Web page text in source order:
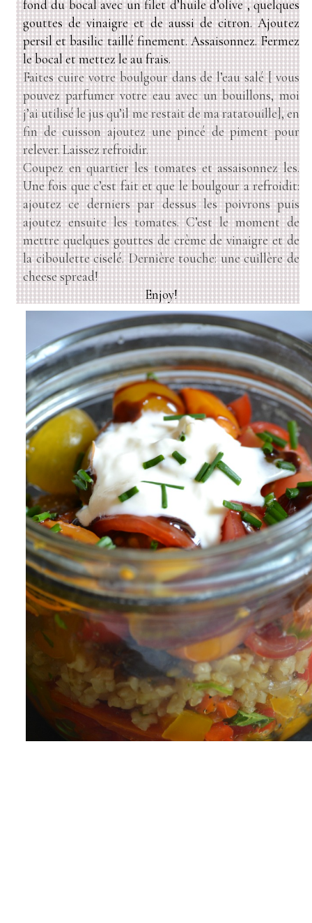
fond du bocal avec un filet d’huile d’olive , quelques
gouttes de vinaigre et de aussi de citron. Ajoutez
persil et basilic taillé finement. Assaisonnez. Fermez
le bocal et mettez le au frais.
Faites cuire votre boulgour dans de l’eau salé [ vous
pouvez parfumer votre eau avec un bouillons, moi
j’ai utilisé le jus qu’il me restait de ma ratatouille], en
fin de cuisson ajoutez une pincé de piment pour
relever. Laissez refroidir.
Coupez en quartier les tomates et assaisonnez les.
Une fois que c’est fait et que le boulgour a refroidit:
ajoutez ce derniers par dessus les poivrons puis
ajoutez ensuite les tomates. C’est le moment de
mettre quelques gouttes de crème de vinaigre et de
la ciboulette ciselé. Dernière touche: une cuillère de
cheese spread!
Enjoy!